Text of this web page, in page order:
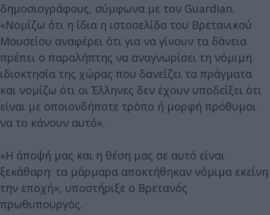
δημοσιογράφους, σύμφωνα με τον Guardian.
«Νομίζω ότι η ίδια η ιστοσελίδα του Βρετανικού
Μουσείου αναφέρει ότι για να γίνουν τα δάνεια
πρέπει ο παραλήπτης να αναγνωρίσει τη νόμιμη
ιδιοκτησία της χώρας που δανείζει τα πράγματα
και νομίζω ότι οι Έλληνες δεν έχουν υποδείξει ότι
είναι με οποιονδήποτε τρόπο ή μορφή πρόθυμοι
να το κάνουν αυτό».
«Η άποψή μας και η θέση μας σε αυτό είναι
ξεκάθαρη: τα μάρμαρα αποκτήθηκαν νόμιμα εκείνη
την εποχή», υποστήριξε ο Βρετανός
πρωθυπουργός.